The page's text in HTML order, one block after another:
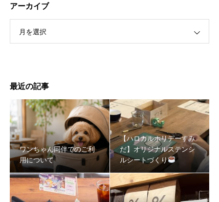
アーカイブ
月を選択
最近の記事
ワンちゃん同伴でのご利
用について
【ハロカルホリデーすみ
だ】オリジナルステンシ
ルシートづくり